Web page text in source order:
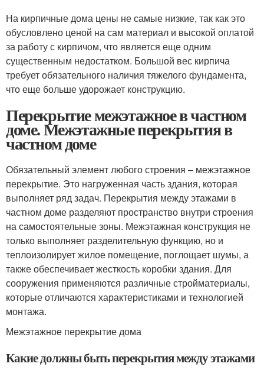
На кирпичные дома цены не самые низкие, так как это
обусловлено ценой на сам материал и высокой оплатой
за работу с кирпичом, что является еще одним
существенным недостатком. Большой вес кирпича
требует обязательного наличия тяжелого фундамента,
что еще больше удорожает конструкцию.
Перекрытие межэтажное в частном
доме. Межэтажные перекрытия в
частном доме
Обязательный элемент любого строения – межэтажное
перекрытие. Это нагруженная часть здания, которая
выполняет ряд задач. Перекрытия между этажами в
частном доме разделяют пространство внутри строения
на самостоятельные зоны. Межэтажная конструкция не
только выполняет разделительную функцию, но и
теплоизолирует жилое помещение, поглощает шумы, а
также обеспечивает жесткость коробки здания. Для
сооружения применяются различные стройматериалы,
которые отличаются характеристиками и технологией
монтажа.
Межэтажное перекрытие дома
Какие должны быть перекрытия между этажами